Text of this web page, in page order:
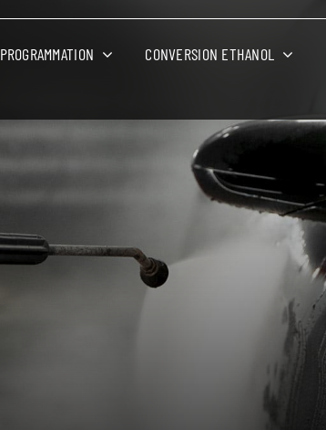
CONVERSION ETHANOL